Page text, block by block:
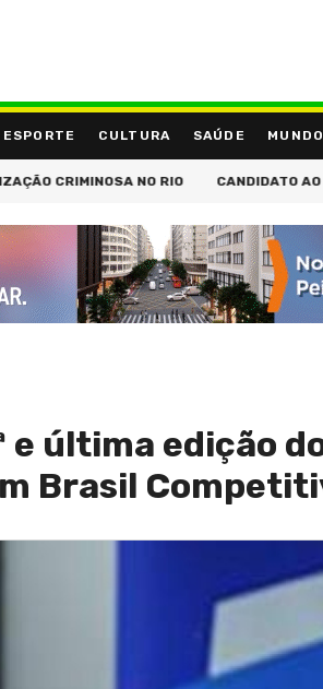
ESPORTE CULTURA SAÚDE MUNDO
NO RIO CANDIDATO AO
e última edição
Brasil